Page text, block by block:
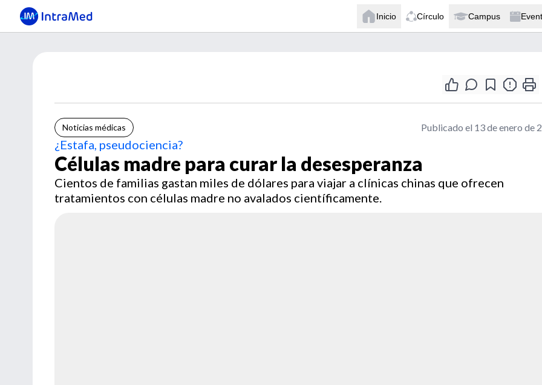
Inicio Círculo Campus
Noticias médicas Publicado el 13 de enero de
¿Estafa, pseudociencia?
Células madre para curar la desesperanza
Cientos de familias gastan miles de dólares para viajar a clínicas chinas que ofrecen
tratamientos con células madre no avalados científicamente.